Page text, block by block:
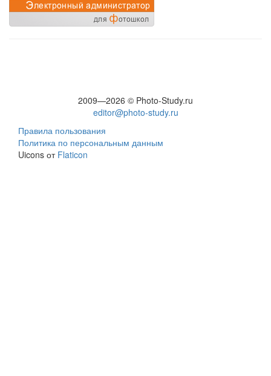
2009—2026 © Photo-Study.ru
editor@photo-study.ru
Правила пользования
Политика по персональным данным
Uicons от Flaticon